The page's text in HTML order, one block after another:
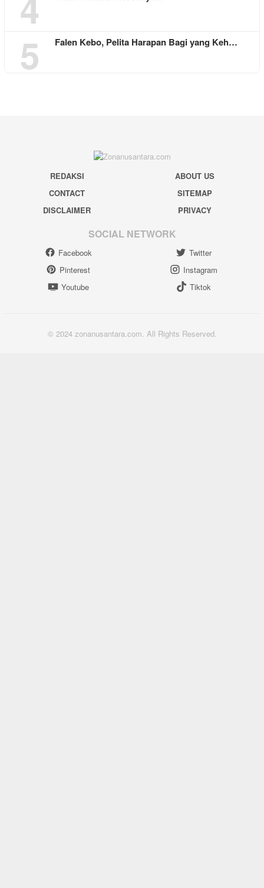
5 Falen Kebo, Pelita Harapan Bagi yang Keh…
REDAKSI
ABOUT US
CONTACT
SITEMAP
DISCLAIMER
PRIVACY
SOCIAL NETWORK
Facebook
Twitter
Pinterest
Instagram
Youtube
Tiktok
© 2024 zonanusantara.com. All Rights Reserved.